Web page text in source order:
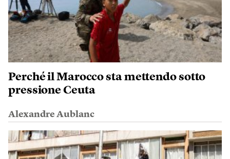
Perché il Marocco sta mettendo sotto
pressione Ceuta
Alexandre Aublanc